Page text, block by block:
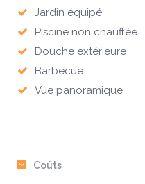
Jardin équipé
Piscine non chauffée
Douche extérieure
Barbecue
Vue panoramique
Coûts